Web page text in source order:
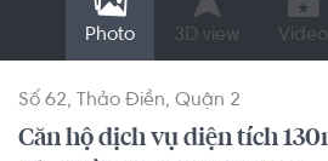
Photo 3D view Video
Số 62 Thảo Điền Quận 2
Căn hộ dịch vụ diện tích